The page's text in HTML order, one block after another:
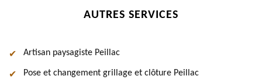
AUTRES SERVICES
Artisan paysagiste Peillac
Pose et changement grillage et clôture Peillac